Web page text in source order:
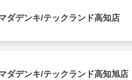
ダデンキ/テックランド高知店
ダデンキ/テックランド高知旭店